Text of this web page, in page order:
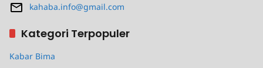
kahaba.info@gmail.com
Kategori Terpopuler
Kabar Bima